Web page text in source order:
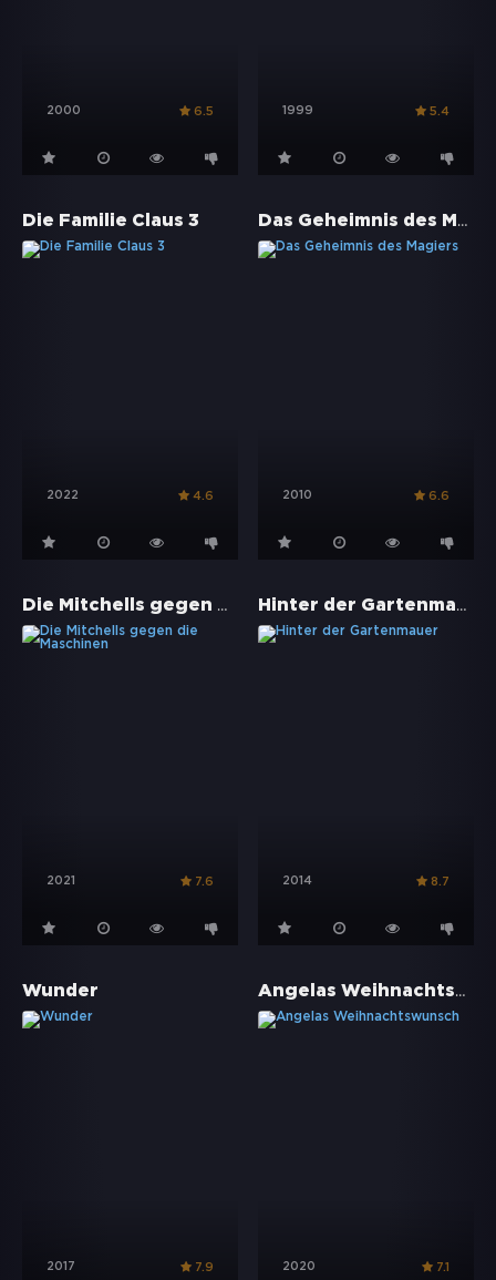
2000 6.5 1999 5.4
Die Familie Claus 3
2022 4.6
Das Geheimnis des Magiers
2010 6.6
Die Mitchells gegen die Maschinen
2021 7.6
Hinter der Gartenmauer
2014 8.7
Wunder
2017 7.9
Angelas Weihnachtswunsch
2020 7.1